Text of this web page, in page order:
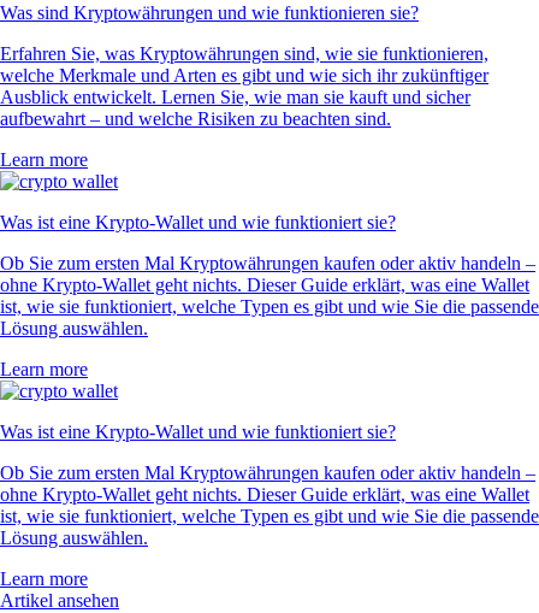
Was sind Kryptowährungen und wie funktionieren sie?
Erfahren Sie, was Kryptowährungen sind, wie sie funktionieren,
welche Merkmale und Arten es gibt und wie sich ihr zukünftiger
Ausblick entwickelt. Lernen Sie, wie man sie kauft und sicher
aufbewahrt – und welche Risiken zu beachten sind.
Learn more
Was ist eine Krypto-Wallet und wie funktioniert sie?
Ob Sie zum ersten Mal Kryptowährungen kaufen oder aktiv handeln –
ohne Krypto-Wallet geht nichts. Dieser Guide erklärt, was eine Wallet
ist, wie sie funktioniert, welche Typen es gibt und wie Sie die passende
Lösung auswählen.
Learn more
Was ist eine Krypto-Wallet und wie funktioniert sie?
Ob Sie zum ersten Mal Kryptowährungen kaufen oder aktiv handeln –
ohne Krypto-Wallet geht nichts. Dieser Guide erklärt, was eine Wallet
ist, wie sie funktioniert, welche Typen es gibt und wie Sie die passende
Lösung auswählen.
Learn more
Artikel ansehen